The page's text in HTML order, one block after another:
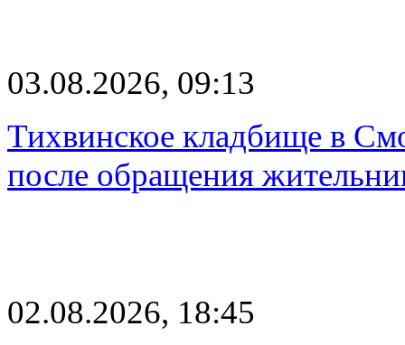
03.08.2026, 09:13
Тихвинское кладбище в
после обращения
02.08.2026, 18:45